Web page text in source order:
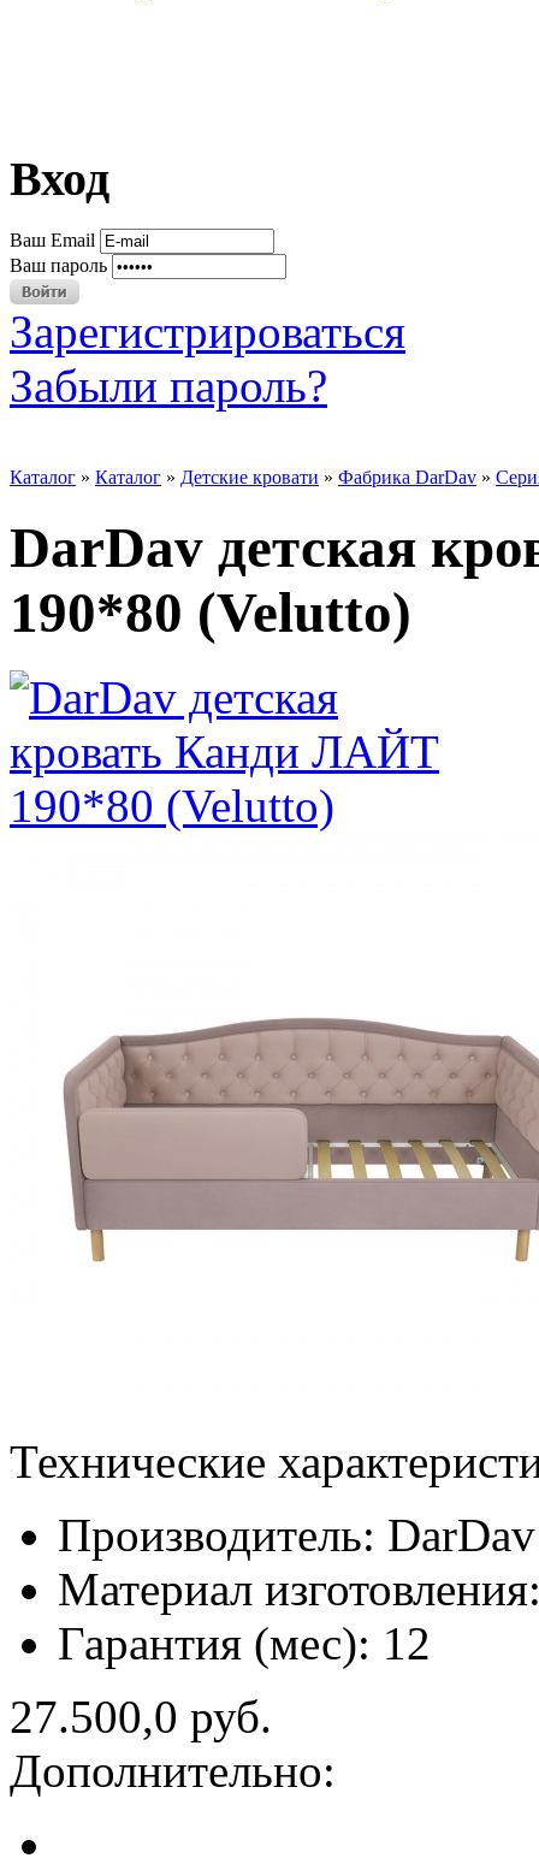
Вход
Ваш Email
Ваш пароль
Зарегистрироваться
Забыли пароль?
Каталог » Каталог » Детские кровати » Фабрика DarDav »
DarDav детская
190*80 (Velutto)
Технические
Производитель: DarDav
Материал
Гарантия (мес): 12
27.500,0 руб.
Дополнительно: